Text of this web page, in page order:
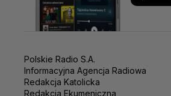
Polskie Radio S.A.
Informacyjna Agencja Radiowa
Redakcja Katolicka
Redakcja Ekumeniczna